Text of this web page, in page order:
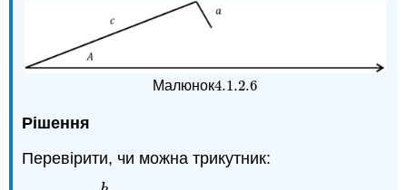
Малюнок4.1.2.6
4.1.2.6
Рішення
Перевірити, чи можна трикутник: